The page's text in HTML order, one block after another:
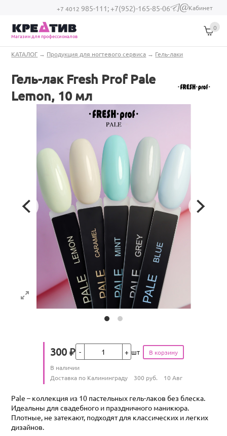
Перейти к основному содержанию
+7 4012 985-111;+7(952)-165-85-06
(link sends e-
Кабинет
Магазин для профессионалов
0
Вы здесь
КАТАЛОГ → Продукция для ногтевого сервиса → Гель-лаки
Гель-лак Fresh Prof Pale
Lemon, 10 мл
Цена
300 ₽Кол-во шт
Количество
В наличии
Условия доставки
Доставка по Калининграду 300 руб. 10 Авг
Pale – коллекция из 10 пастельных гель-лаков без блеска.
Идеальны для свадебного и праздничного маникюра.
Плотные, не затекают, подходят для классических и легких
дизайнов.